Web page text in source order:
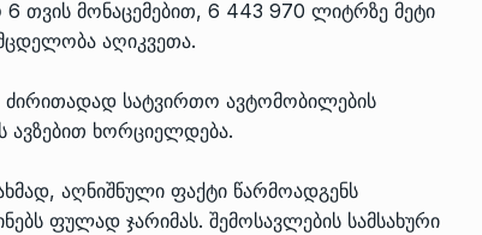
თვის მონაცემებით, 6 443 970 ლიტრზე მეტი
აღიკვეთა.
ძირითადად სატვირთო ავტომობილების
ავზებით ხორციელდება.
აღნიშნული ფაქტი წარმოადგენს
ფულად ჯარიმას. შემოსავლების სამსახური